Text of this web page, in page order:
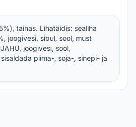
tainas. Lihatäidis: sealiha
joogivesi, sibul, sool, must
joogivesi, sool,
piima-, soja-, sinepi- ja